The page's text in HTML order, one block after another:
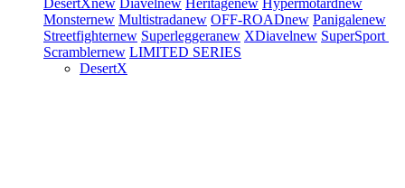
DesertXnew Diavelnew Heritagenew Hypermotardnew
Monsternew Multistradanew OFF-ROADnew Panigalenew
Streetfighternew Superleggeranew XDiavelnew SuperSport
Scramblernew LIMITED SERIES
DesertX